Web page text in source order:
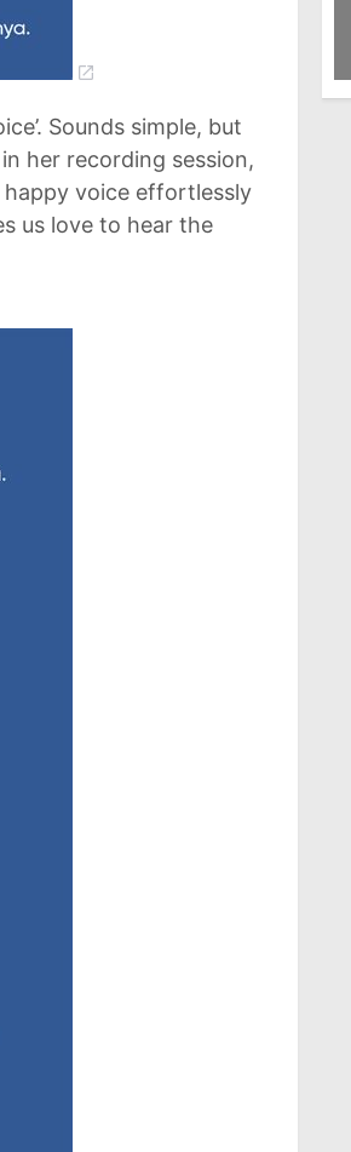
Sounds simple, but
her recording session,
voice effortlessly
us love to hear the